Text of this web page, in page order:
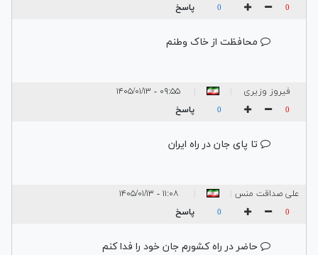
0
0 پاسخ
محافظت از خاک وطنم
فیروز وزیری ۰۹:۵۵ - ۱۴۰۵/۰۱/۱۳
0
0 پاسخ
تا پای جان در راه ایران
علی صداقت منس ۱۱:۰۸ - ۱۴۰۵/۰۱/۱۳
0
0 پاسخ
حاضر در راه کشورم جان خود را فدا کنم